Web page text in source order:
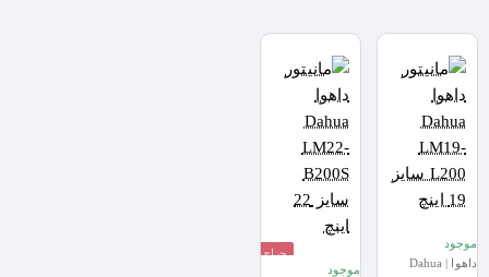
موجود
داهوا | Dahua
حراج
موجود